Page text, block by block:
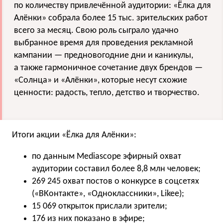
по количеству привлечённой аудитории: «Ёлка для
Алёнки» собрала более 15 тыс. зрительских работ
всего за месяц. Свою роль сыграло удачно
выбранное время для проведения рекламной
кампании — предновогодние дни и каникулы,
а также гармоничное сочетание двух брендов —
«Солнца» и «Алёнки», которые несут схожие
ценности: радость, тепло, детство и творчество.
Итоги акции «Ёлка для Алёнки»:
по данным Mediascope эфирный охват
аудитории составил более 8,8 млн человек;
269 245 охват постов о конкурсе в соцсетях
(«ВКонтакте», «Одноклассники», Likee);
15 069 открыток прислали зрители;
176 из них показано в эфире;